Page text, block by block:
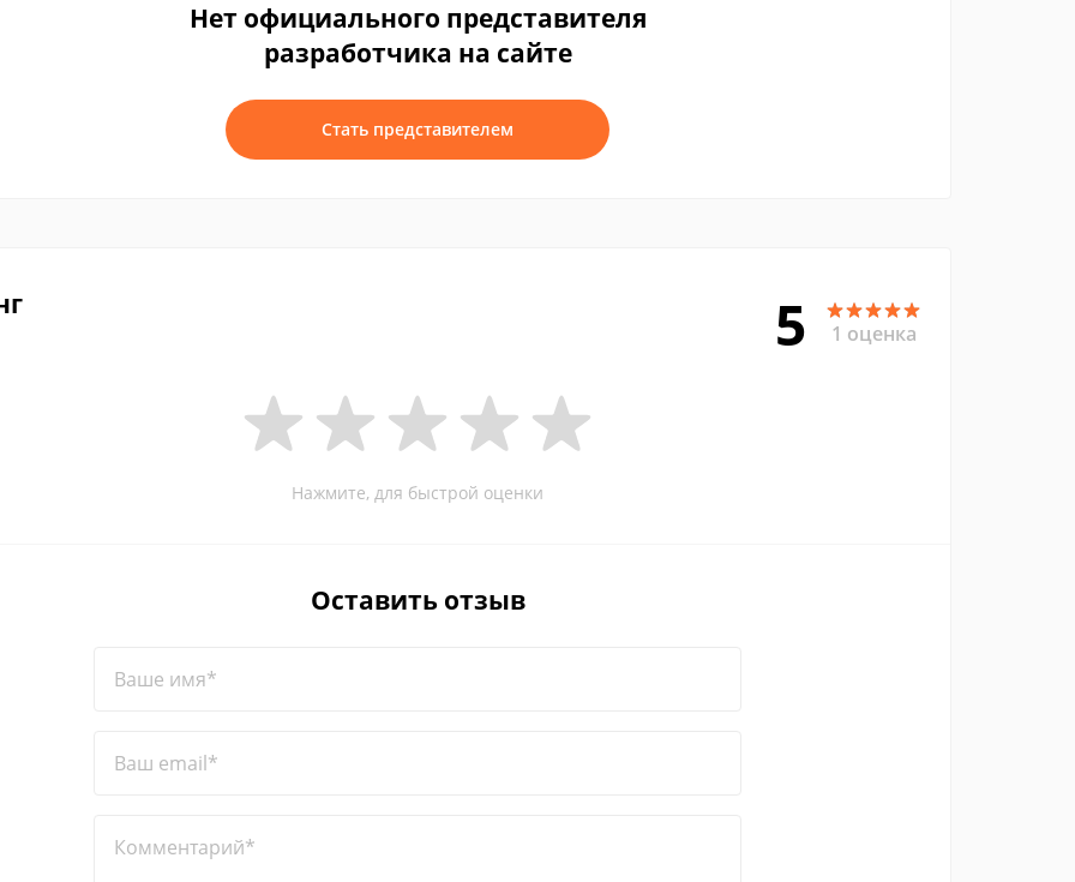
Нет официального представителя
разработчика на сайте
Стать представителем
5 1 оценка
Нажмите, для быстрой оценки
Оставить отзыв
Ваше имя*
Ваш email*
Комментарий*